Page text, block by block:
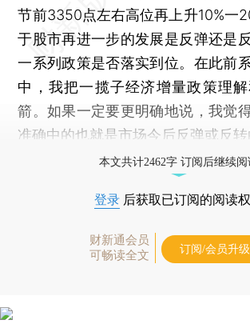
节前3350点左右高位再上升10%一
于股市再进一步的发展是反弹还是
一系列政策是否落实到位。在此前
中，我把一揽子经济增量政策理
箭。如果一定要更明确地说，我觉
准确中的也就是市场今后反弹或反转
本文共计2462字 订阅后继续阅
登录 后获取已订阅的阅读
财新通会员
可畅读全文
订阅/会员升级